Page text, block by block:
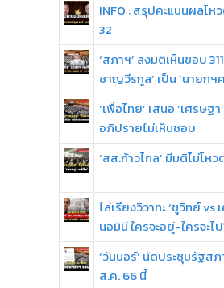
INFO : สรุปคะแนนผลโ
32
‘สภาฯ’ ลงมติเห็นชอบ
ชาญวีรกูล’ เป็น ‘นายกฯ
‘เพื่อไทย’ เสนอ ‘เศรษฐ
อภิปรายไม่เห็นชอบ
‘สส.ก้าวไกล’ มีมติไม่โห
ไล่เรียงวิวาทะ ‘ชูวิทย์
นอมินี ใครจะอยู่-ใครจะไ
‘วันนอร์’ นัดประชุมรัฐส
ส.ค. 66 นี้